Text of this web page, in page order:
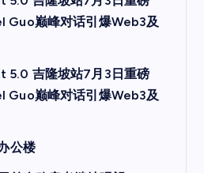
Guo巅峰对话引爆Web3及
5.0 吉隆坡站7月3日重磅
Guo巅峰对话引爆Web3及
公楼